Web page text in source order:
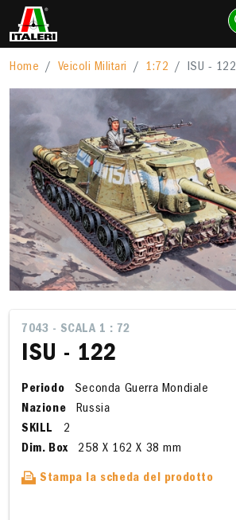
Home Veicoli Militari 1:72 ISU - 122
7043 - SCALA 1 : 72
ISU - 122
Periodo
Seconda Guerra Mondiale
Nazione
Russia
SKILL
2
Dim. Box
258 X 162 X 38 mm
Stampa la scheda del prodotto